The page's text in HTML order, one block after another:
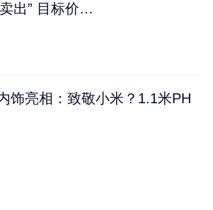
出” 目标价再
饰亮相：致敬小米？1.1米PH